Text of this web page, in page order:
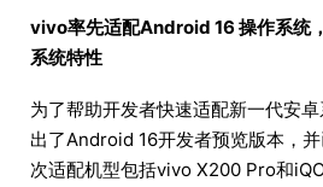
vivo率先适配Android 16 操作系统
系统特性
为了帮助开发者快速适配新一代安
出了Android 16开发者预览版本，
次适配机型包括vivo X200 Pro和